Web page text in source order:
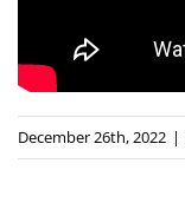
December 26th, 2022 |